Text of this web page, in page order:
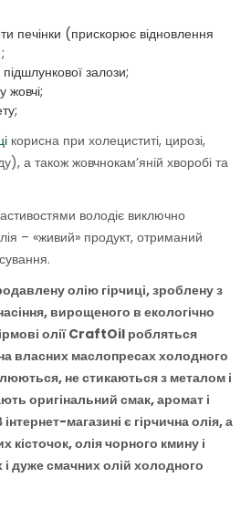
печінки (прискорює відновлення
підшлункової залози;
жовчі;
корисна при холециститі, цирозі,
а також жовчнокам’яній хворобі та
володіє виключно
– «живий» продукт, отриманий
олію гірчиці, зроблену з
вирощеного в екологічно
олії CraftOil робляться
власних маслопресах холодного
не стикаються з металом і
оригінальний смак, аромат і
магазині є гірчична олія, а
кісточок, олія чорного кмину і
дуже смачних олій холодного